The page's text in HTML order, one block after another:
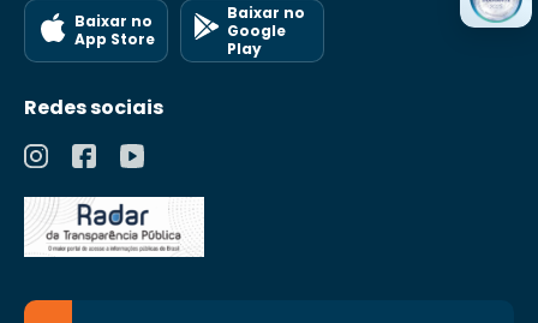
Baixar no
App Store
Baixar no
Google
Play
Redes sociais